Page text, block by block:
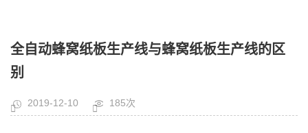
全自动蜂窝纸板生产线与蜂窝纸板生产线的区
别
2019-12-10 185次